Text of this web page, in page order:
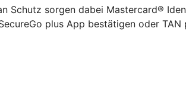
Schutz sorgen dabei Mastercard®
plus App bestätigen oder